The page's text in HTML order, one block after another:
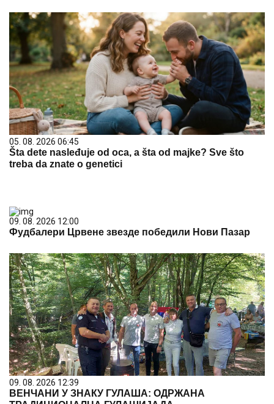
05. 08. 2026 06:45
Šta dete nasleđuje od oca, a šta od majke? Sve što
treba da znate o genetici
09. 08. 2026 12:00
Фудбалери Црвене звезде победили Нови Пазар
09. 08. 2026 12:39
ВЕНЧАНИ У ЗНАКУ ГУЛАША: ОДРЖАНА